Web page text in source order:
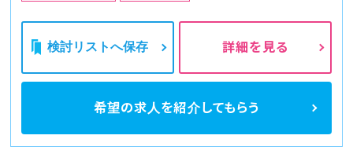
検討リストへ保存 詳細を見る
希望の求人を紹介してもらう